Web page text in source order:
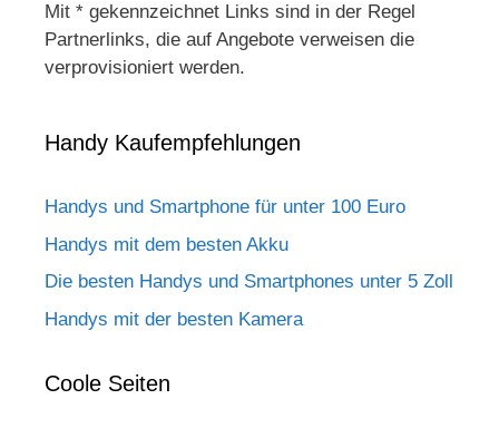
Mit * gekennzeichnet Links sind in der Regel
Partnerlinks, die auf Angebote verweisen die
verprovisioniert werden.
Handy Kaufempfehlungen
Handys und Smartphone für unter 100 Euro
Handys mit dem besten Akku
Die besten Handys und Smartphones unter 5 Zoll
Handys mit der besten Kamera
Coole Seiten